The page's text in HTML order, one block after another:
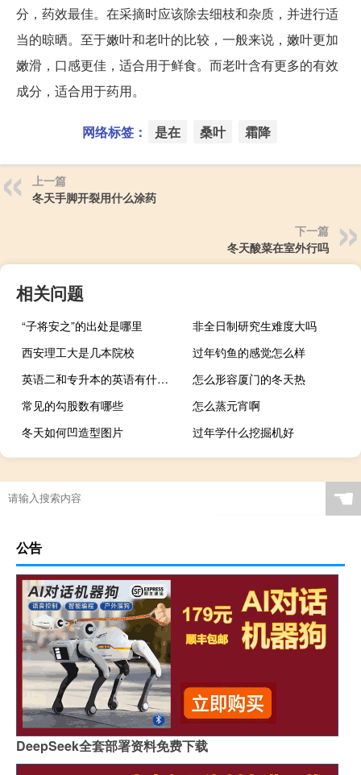
分，药效最佳。在采摘时应该除去细枝和杂质，并进行适
当的晾晒。至于嫩叶和老叶的比较，一般来说，嫩叶更加
嫩滑，口感更佳，适合用于鲜食。而老叶含有更多的有效
成分，适合用于药用。
网络标签： 是在 桑叶 霜降
上一篇
冬天手脚开裂用什么涂药
下一篇
冬天酸菜在室外行吗
相关问题
“子将安之”的出处是哪里
非全日制研究生难度大吗
西安理工大是几本院校
过年钓鱼的感觉怎么样
英语二和专升本的英语有什么区别
怎么形容厦门的冬天热
常见的勾股数有哪些
怎么蒸元宵啊
冬天如何凹造型图片
过年学什么挖掘机好
☚
公告
DeepSeek全套部署资料免费下载